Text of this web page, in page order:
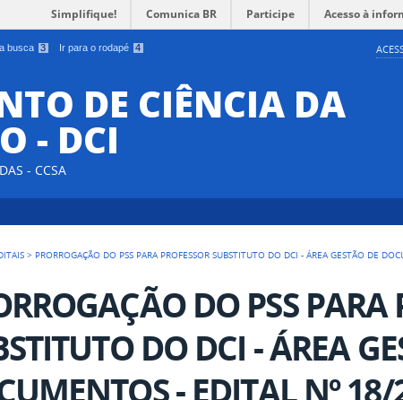
busca 3 Ir para o rodapé 4
Simplifique! Comunica BR Participe Acesso à
DE CIÊNCIA DA
- DCI
- CCSA
> PRORROGAÇÃO DO PSS PARA PROFESSOR SUBSTITUTO DO DCI - ÁREA GESTÃO DE
DO PSS PARA
DO DCI - ÁREA